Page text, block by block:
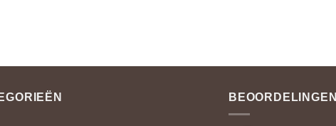
BEOORDELINGEN